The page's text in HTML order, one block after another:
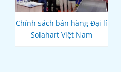
Chính sách bán hàng Đại lí
Solahart Việt Nam